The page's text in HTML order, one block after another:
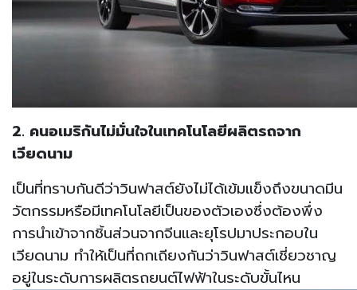
2. คนอเมริกันไม่มั่นใจในเทคโนโลยีผลิตรถจาก
เวียดนาม
เป็นที่ทราบกันดีว่าวินฟาสต์ยังไม่ได้เข้มแข็งถึงขนาดมีน
วัตกรรมหรือมีเทคโนโลยีเป็นของตัวเองซึ่งต้องพึ่ง
การนำเข้าจากชิ้นส่วนจากจีนและยุโรปมาประกอบใน
เวียดนาม ทำให้เป็นที่ถกเถียงกันว่าวินฟาสต์เชี่ยวชาญ
อยู่ในระดับการผลิตรถยนต์ไฟฟ้าในระดับขั้นไหน